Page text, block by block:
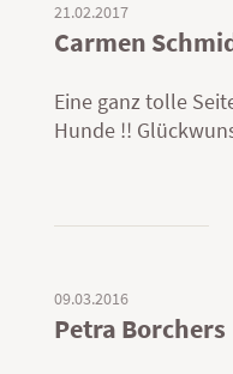
21.02.2017
Carmen
Eine ganz tolle
Hunde !!
09.03.2016
Petra Borchers